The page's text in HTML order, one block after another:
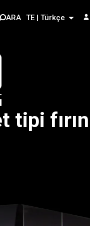
ARA TE | Türkçe
tipi fırın